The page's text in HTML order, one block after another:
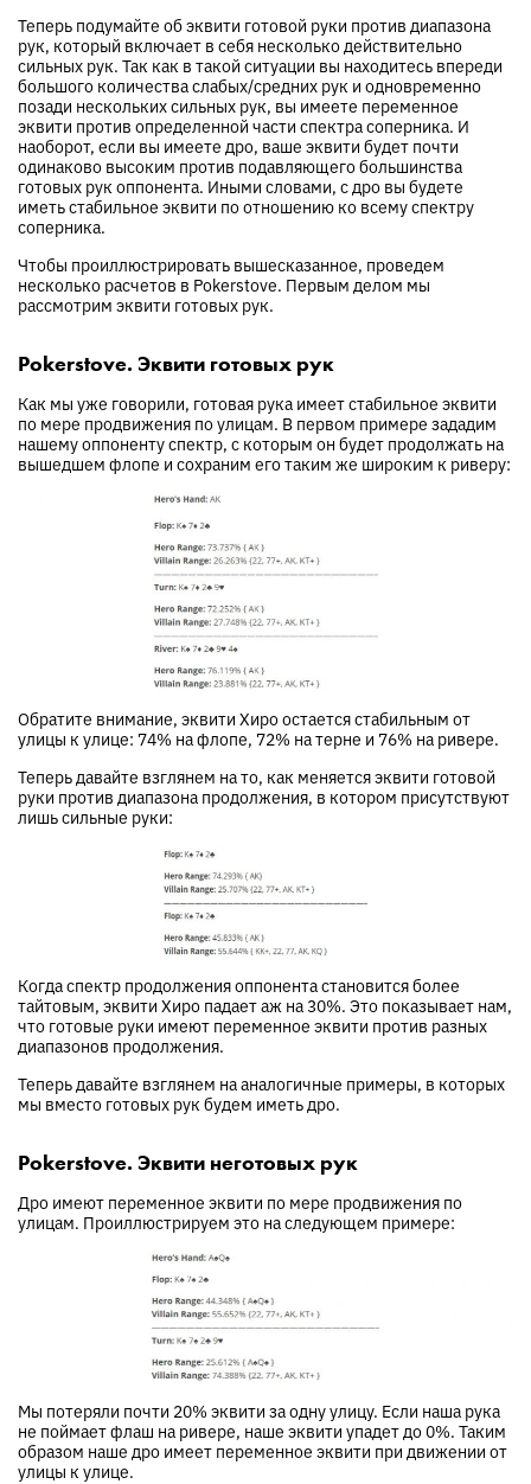
Теперь подумайте об эквити готовой руки против диапазона
рук, который включает в себя несколько действительно
сильных рук. Так как в такой ситуации вы находитесь впереди
большого количества слабых/средних рук и одновременно
позади нескольких сильных рук, вы имеете переменное
эквити против определенной части спектра соперника. И
наоборот, если вы имеете дро, ваше эквити будет почти
одинаково высоким против подавляющего большинства
готовых рук оппонента. Иными словами, с дро вы будете
иметь стабильное эквити по отношению ко всему спектру
соперника.
Чтобы проиллюстрировать вышесказанное, проведем
несколько расчетов в Pokerstove. Первым делом мы
рассмотрим эквити готовых рук.
Pokerstove. Эквити готовых рук
Как мы уже говорили, готовая рука имеет стабильное эквити
по мере продвижения по улицам. В первом примере зададим
нашему оппоненту спектр, с которым он будет продолжать на
вышедшем флопе и сохраним его таким же широким к риверу:
Обратите внимание, эквити Хиро остается стабильным от
улицы к улице: 74% на флопе, 72% на терне и 76% на ривере.
Теперь давайте взглянем на то, как меняется эквити готовой
руки против диапазона продолжения, в котором присутствуют
лишь сильные руки:
Когда спектр продолжения оппонента становится более
тайтовым, эквити Хиро падает аж на 30%. Это показывает нам,
что готовые руки имеют переменное эквити против разных
диапазонов продолжения.
Теперь давайте взглянем на аналогичные примеры, в которых
мы вместо готовых рук будем иметь дро.
Pokerstove. Эквити неготовых рук
Дро имеют переменное эквити по мере продвижения по
улицам. Проиллюстрируем это на следующем примере:
Мы потеряли почти 20% эквити за одну улицу. Если наша рука
не поймает флаш на ривере, наше эквити упадет до 0%. Таким
образом наше дро имеет переменное эквити при движении от
улицы к улице.